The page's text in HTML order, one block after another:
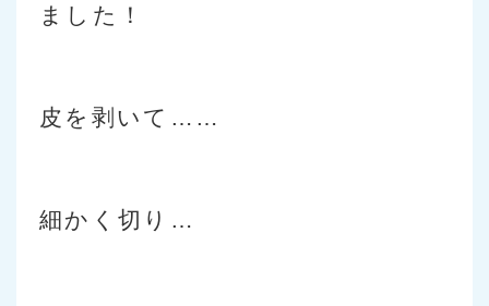
ました！
皮を剥いて……
細かく切り…